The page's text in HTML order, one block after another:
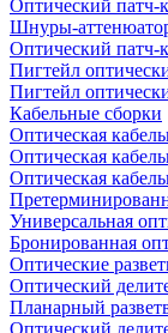
Оптический патч-
Шнуры-
Оптический патч-
Пигтейл
Пигтейл
Кабельные сборки
Оптическая
Оптическая
Оптическая
Универсальная
Бронированная
Оптические
Оптический
Планарный
Оптический